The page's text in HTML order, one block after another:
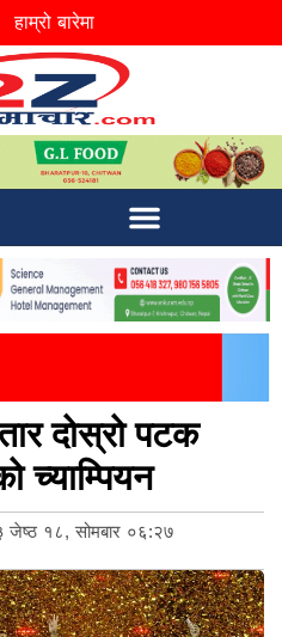
हाम्रो बारेमा
दोस्रो पटक
च्याम्पियन
जेष्ठ १८, सोमबार ०६:२७